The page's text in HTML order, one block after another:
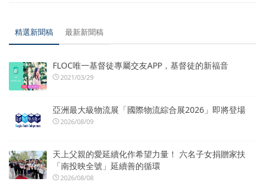
精選新聞稿 最新新聞稿
FLOC唯一基督徒專屬交友APP，基督徒的新福音
2021/03/29
亞洲最大級物流展「國際物流綜合展2026」即將登場
2026/08/09
天上父親的愛延續化作希望力量！ 六名子女捐贈家扶
「南投映全號」延續善的循環
2026/08/08